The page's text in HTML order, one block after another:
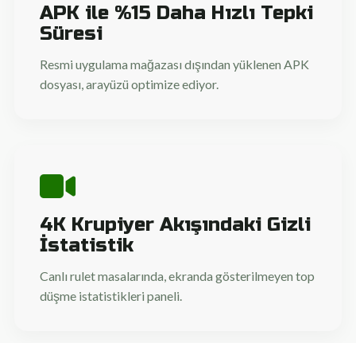
APK ile %15 Daha Hızlı Tepki
Süresi
Resmi uygulama mağazası dışından yüklenen APK
dosyası, arayüzü optimize ediyor.
4K Krupiyer Akışındaki Gizli
İstatistik
Canlı rulet masalarında, ekranda gösterilmeyen top
düşme istatistikleri paneli.